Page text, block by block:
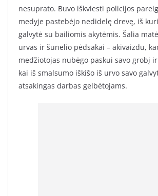
nesuprato. Buvo iškviesti policijos
medyje pastebėjo nedidelę drevę, iš
galvytė su bailiomis akytėmis. Šalia
urvas ir šunelio pėdsakai – akivaizdu,
medžiotojas nubėgo paskui savo grobį
kai iš smalsumo iškišo iš urvo savo
atsakingas darbas gelbėtojams.